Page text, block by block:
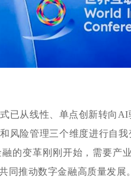
已从线性、单点创新转向
风险管理三个维度进行自
的变革刚刚开始，需要产
同推动数字金融高质量发展。